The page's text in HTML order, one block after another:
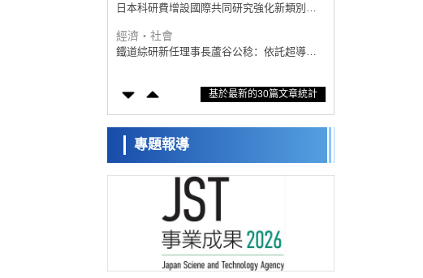
日本科研費增設國際共同研究強化新類別，
經濟・社會
鐵道綜研新任理事長蘆谷公稔：依託超導和
東京大學通過葉綠體基因組編輯技術強化碳
藤田醫科大學等成功鑑定出非結核分枝桿菌
生存的必需基因，首次揭示該基因的必要性
經濟・社會
【AI法下篇】如何應對AI的不可控性——中
央大學平野晉教授專訪
日本學術會議：為保持土壤健康應採取哪些
措施？探討土壤保護與強化的具體對策
大阪大學開發基於水氫鍵網路的溫度預測新
基於最新的30篇文章統計
專題報導